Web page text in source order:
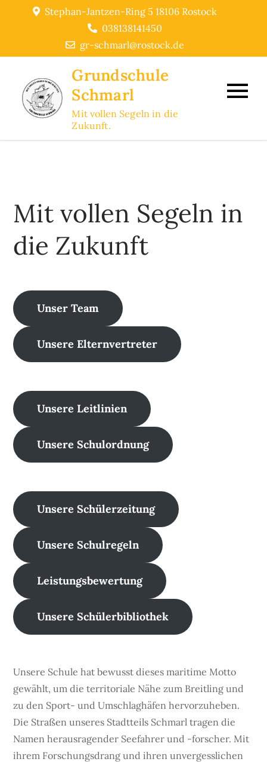
Stephan-Jantzen-Ring 5 18106 Rostock
038138141450
gr-schmarl@rostock.de
Grundschule
Schmarl
Mit vollen Segeln in die
Zukunft.
Mit vollen Segeln in
die Zukunft
Unser Team
Unsere Elternvertreter
Unsere Leitlinien
Unsere Schulordnung
Unsere Schülerzeitung
Unsere Schulregeln
Leistungsbewertung
Unsere Schülerbibliothek
Unsere Schule hat bewusst dieses maritime Motto
gewählt, um die territoriale Nähe zum Breitling und
zu den Sport- und Umschlaghäfen hervorzuheben.
Die Straßen unseres Stadtteils Schmarl tragen die
Namen herausragender Seefahrer und -forscher. Mit
ihrem Forschungsdrang und ihren unvergesslichen